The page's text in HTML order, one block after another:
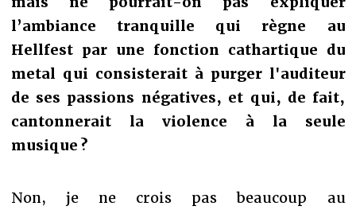
l’ambiance tranquille qui règne au
Hellfest par une fonction cathartique du
metal qui consisterait à purger l'auditeur
de ses passions négatives, et qui, de fait,
cantonnerait la violence à la seule
musique ?
Non, je ne crois pas beaucoup au